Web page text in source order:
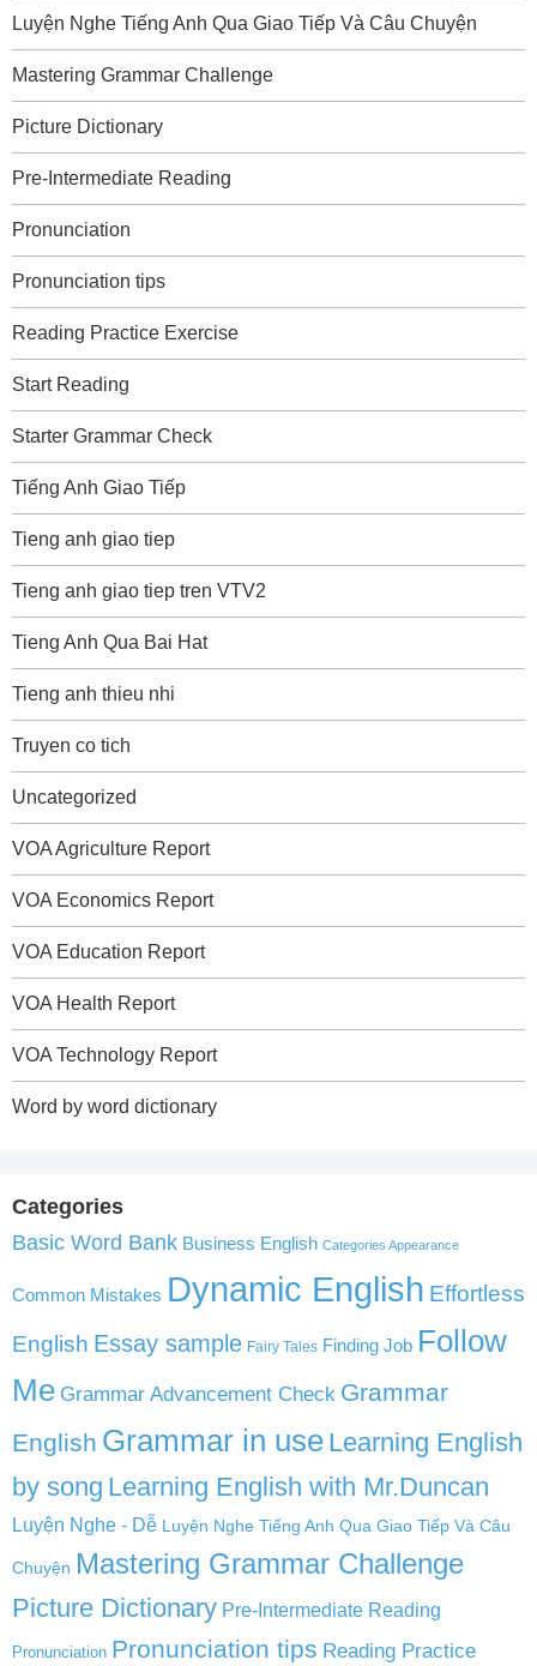
Luyện Nghe Tiếng Anh Qua Giao Tiếp Và Câu Chuyện
Mastering Grammar Challenge
Picture Dictionary
Pre-Intermediate Reading
Pronunciation
Pronunciation tips
Reading Practice Exercise
Start Reading
Starter Grammar Check
Tiếng Anh Giao Tiếp
Tieng anh giao tiep
Tieng anh giao tiep tren VTV2
Tieng Anh Qua Bai Hat
Tieng anh thieu nhi
Truyen co tich
Uncategorized
VOA Agriculture Report
VOA Economics Report
VOA Education Report
VOA Health Report
VOA Technology Report
Word by word dictionary
Categories
Basic Word Bank Business English Categories Appearance
Common Mistakes Dynamic English Effortless
English Essay sample Fairy Tales Finding Job Follow
Me Grammar Advancement Check Grammar
English Grammar in use Learning English
by song Learning English with Mr.Duncan
Luyện Nghe - Dễ Luyện Nghe Tiếng Anh Qua Giao Tiếp Và Câu
Chuyện Mastering Grammar Challenge
Picture Dictionary Pre-Intermediate Reading
Pronunciation Pronunciation tips Reading Practice